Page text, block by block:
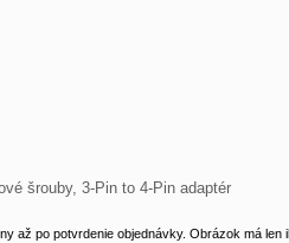
šrouby, 3-Pin to 4-Pin adaptér
až po potvrdenie objednávky. Obrázok má len